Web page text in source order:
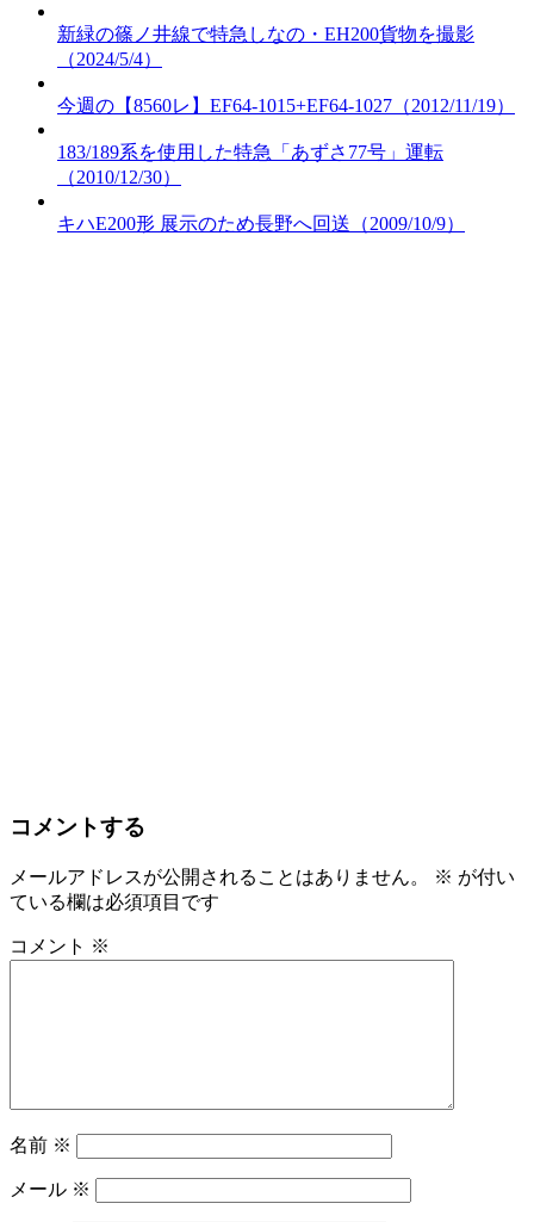
新緑の篠ノ井線で特急しなの・EH200貨物を撮影
（2024/5/4）
今週の【8560レ】EF64-1015+EF64-1027（2012/11/19）
183/189系を使用した特急「あずさ77号」運転
（2010/12/30）
キハE200形 展示のため長野へ回送（2009/10/9）
コメントする
メールアドレスが公開されることはありません。 ※ が付い
ている欄は必須項目です
コメント ※
名前 ※
メール ※